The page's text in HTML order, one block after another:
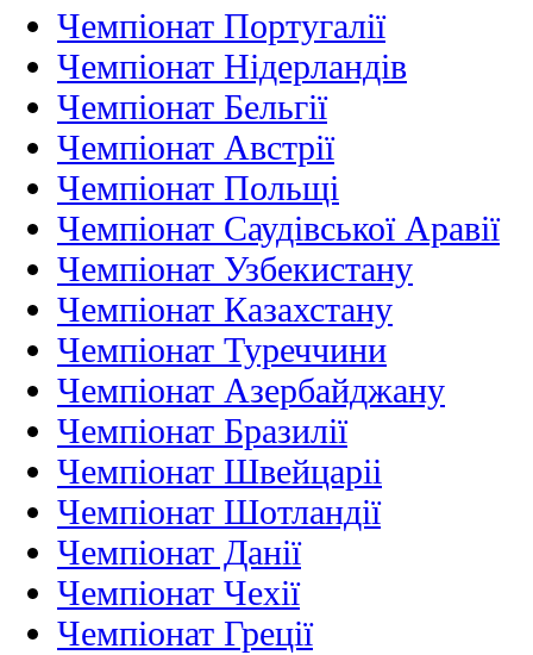
Чемпіонат Португалії
Чемпіонат Нідерландiв
Чемпіонат Бельгії
Чемпіонат Австрії
Чемпіонат Польщі
Чемпіонат Саудівської Аравії
Чемпіонат Узбекистану
Чемпіонат Казахстану
Чемпіонат Туреччини
Чемпіонат Азербайджану
Чемпіонат Бразилії
Чемпіонат Швейцаріі
Чемпіонат Шотландії
Чемпіонат Данії
Чемпіонат Чехії
Чемпіонат Греції